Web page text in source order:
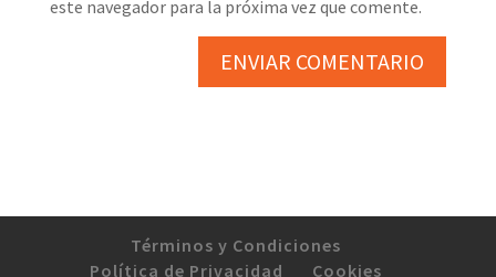
este navegador para la próxima vez que comente.
Términos y Condiciones
Política de Privacidad
Cookies